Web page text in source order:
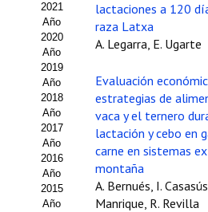
Web AIDA 2.0
REVISTA ITEA
Presentación ITEA
Equipo Editorial
Leer revista ITEA
Directrices para autores/as
2021
Año
2020
Año
2019
Año
2018
Año
2017
Año
2016
Año
2015
Año
lactaciones a 120
raza Latxa
A. Legarra, E. Ugarte
Evaluación
estrategias de
vaca y el ternero
lactación y cebo en
carne en sistemas
montaña
A. Bernués, I.
Manrique, R. Revilla